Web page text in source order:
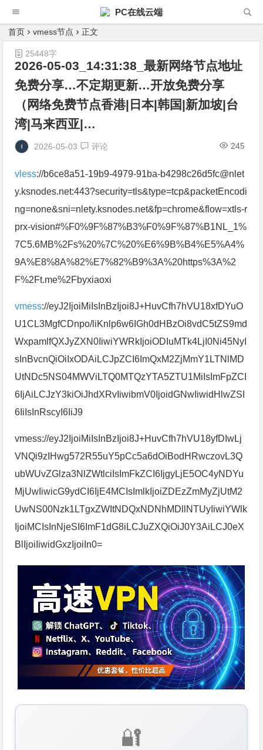
PC在线云端
首页 vmess节点 正文
2026-05-03_14:31:38_最新网络节点地址
免费分享…不定期更新…开放免费分享
（网络免费节点香港|日本|韩国|新加坡|台
湾|马来西亚|…
2026-05-03 评论 245
25448字
vless://b6ce8a51-19b9-4979-91ba-b4298c26d5fc@nlet
y.ksnodes.net:443?security=tls&type=tcp&packetEncodi
ng=none&sni=nlety.ksnodes.net&fp=chrome&flow=xtls-r
prx-vision#%F0%9F%87%B3%F0%9F%87%B1NL_1%
7C5.6MB%2Fs%20%7C%20%E6%9B%B4%E5%A4%
9A%E8%8A%82%E7%82%B9%3A%20https%3A%2
F%2Ft.me%2Fbyxiaoxi
vmess://eyJ2IjoiMiIsInBzIjoi8J+HuvCfh7hVU18xfDYuO
U1CL3MgfCDnpo/liKnlp6w6IGh0dHBzOi8vdC5tZS9md
WxpamlfQXJyZXN0IiwiYWRkIjoiODIuMTk4LjI0Ni45NyI
sInBvcnQiOiIxODAiLCJpZCI6ImQxM2ZjMmY1LTNlMD
UtNDc5NS04MWViLTQ0MTQzYTA5ZTU1MiIsImFpZCI
6IjAiLCJzY3kiOiJhdXRvIiwibmV0IjoidGNwIiwidHlwZSI
6IiIsInRscyI6IiJ9
vmess://eyJ2IjoiMiIsInBzIjoi8J+HuvCfh7hVU18yfDIwLj
VNQi9zIHwg572R55uY5pCc5a6dOiBodHRwczovL3Q
ubWUvZGlza3NlZWtlciIsImFkZCI6IjgyLjE5OC4yNDYu
MjUwIiwicG9ydCI6IjE4MCIsImlkIjoiZDEzZmMyZjUtM2
UwNS00Nzk1LTgxZWItNDQxNDNhMDllNTUyIiwiYWlk
IjoiMCIsInNjeSI6ImF1dG8iLCJuZXQiOiJ0Y3AiLCJ0eX
BlIjoiIiwidGxzIjoiIn0=
🔐